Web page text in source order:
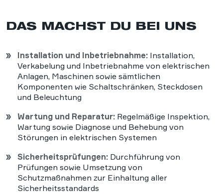
DAS MACHST DU BEI UNS
Installation und Inbetriebnahme: Installation,
Verkabelung und Inbetriebnahme von elektrischen
Anlagen, Maschinen sowie sämtlichen
Komponenten wie Schaltschränken, Steckdosen
und Beleuchtung
Wartung und Reparatur: Regelmäßige Inspektion,
Wartung sowie Diagnose und Behebung von
Störungen in elektrischen Systemen
Sicherheitsprüfungen: Durchführung von
Prüfungen sowie Umsetzung von
Schutzmaßnahmen zur Einhaltung aller
Sicherheitsstandards